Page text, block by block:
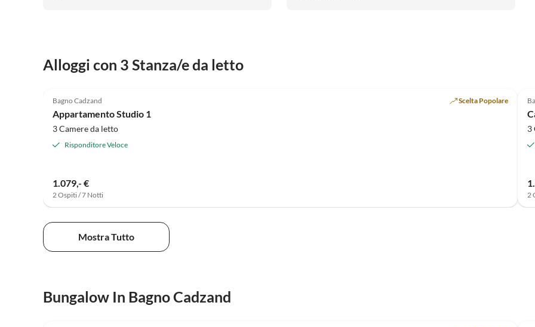
Alloggi con 3 Stanza/e da letto
Bagno Cadzand Scelta Popolare
Appartamento Studio 1
3 Camere da letto
Risponditore Veloce
1.079,- €
2 Ospiti / 7 Notti
3
2
Mostra Tutto
Bungalow In Bagno Cadzand